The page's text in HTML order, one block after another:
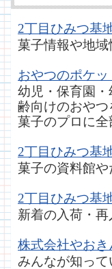
2丁目ひみつ基
菓子情報や地
おやつのポケッ
幼児・保育園
齢向けのおや
菓子のプロに
2丁目ひみつ基
菓子の資料館
2丁目ひみつ基
新着の入荷・
株式会社やおき
みんなが知っ